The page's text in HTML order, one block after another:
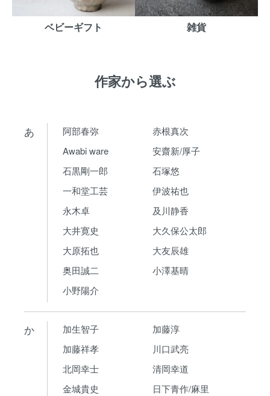
ベビーギフト 雑貨
作家から選ぶ
あ 阿部春弥
赤根真次
Awabi ware
安齋新/厚子
石黒剛一郎
石塚悠
一和堂工芸
伊波祐也
永木卓
及川静香
大井寛史
大久保公太郎
大原拓也
大友辰雄
奥田誠二
小澤基晴
小野陽介
か 加生智子
加藤淳
加藤祥孝
川口武亮
北岡幸士
清岡幸道
金城貴史
日下青作/麻里